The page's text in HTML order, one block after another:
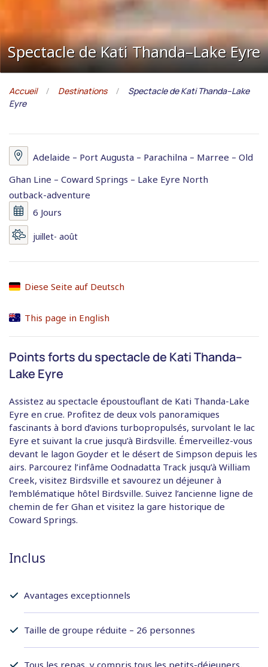
Spectacle de Kati Thanda–Lake Eyre
Accueil Destinations
Spectacle de Kati Thanda–Lake
Eyre
Adelaide – Port Augusta – Parachilna – Marree – Old
Ghan Line – Coward Springs – Lake Eyre North
outback-adventure
6 Jours
juillet- août
Diese Seite auf Deutsch
This page in English
Points forts du spectacle de Kati Thanda–
Lake Eyre
Assistez au spectacle époustouflant de Kati Thanda-Lake
Eyre en crue. Profitez de deux vols panoramiques
fascinants à bord d’avions turbopropulsés, survolant le lac
Eyre et suivant la crue jusqu’à Birdsville. Émerveillez-vous
devant le lagon Goyder et le désert de Simpson depuis les
airs. Parcourez l’infâme Oodnadatta Track jusqu’à William
Creek, visitez Birdsville et savourez un déjeuner à
l’emblématique hôtel Birdsville. Suivez l’ancienne ligne de
chemin de fer Ghan et visitez la gare historique de
Coward Springs.
Inclus
Avantages exceptionnels
Taille de groupe réduite – 26 personnes